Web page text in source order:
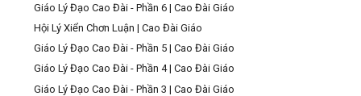
Giáo Lý Đạo Cao Đài - Phần 6 | Cao Đài Giáo
Hội Lý Xiển Chơn Luận | Cao Đài Giáo
Giáo Lý Đạo Cao Đài - Phần 5 | Cao Đài Giáo
Giáo Lý Đạo Cao Đài - Phần 4 | Cao Đài Giáo
Giáo Lý Đạo Cao Đài - Phần 3 | Cao Đài Giáo